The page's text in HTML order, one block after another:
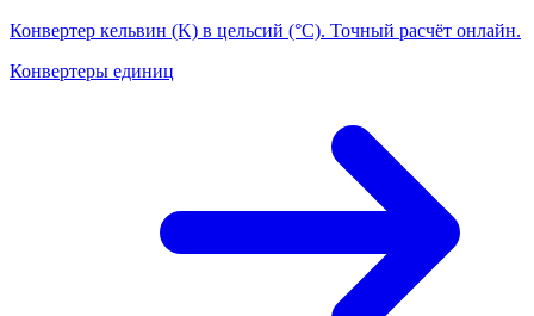
Конвертер кельвин (K) в цельсий (°C). Точный расчёт онлайн.
Конвертеры единиц